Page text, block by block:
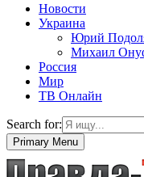
Новости
Украина
Юрий
Михаил
Россия
Мир
ТВ Онлайн
Search for:
Primary Menu